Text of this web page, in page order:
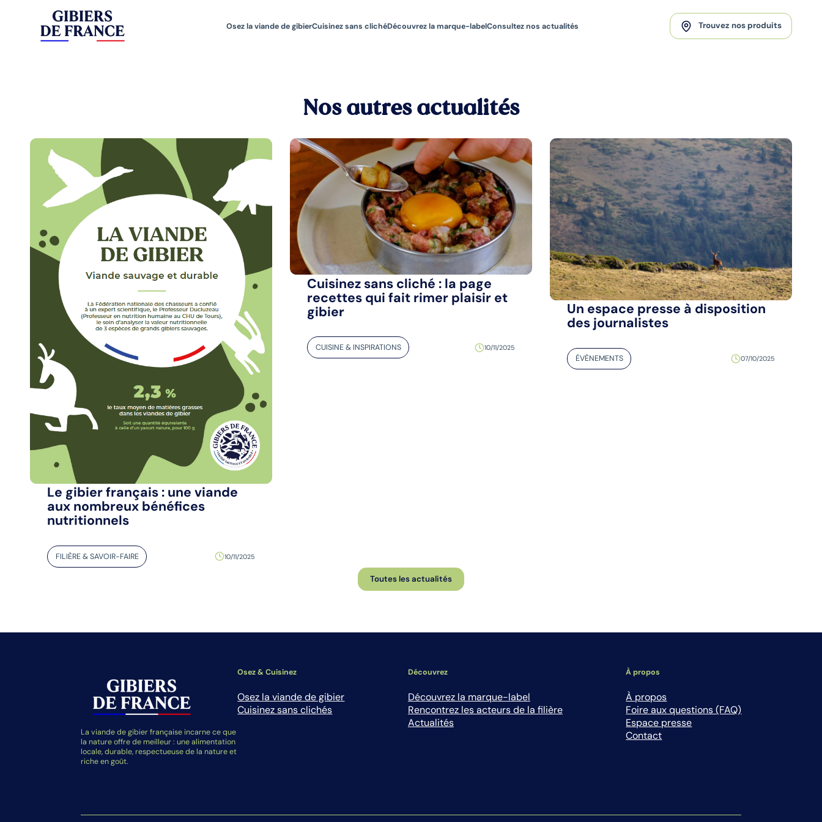
Osez la viande de gibierCuisinez sans clichéDécouvrez la marque-labelConsultez nos actualités Trouvez nos produits
Nos autres actualités
Le gibier français : une viande
aux nombreux bénéfices
nutritionnels
FILIÈRE & SAVOIR-FAIRE 10/11/2025
Cuisinez sans cliché : la page
recettes qui fait rimer plaisir et
gibier
CUISINE & INSPIRATIONS 10/11/2025
Un espace presse à disposition
des journalistes
ÉVÈNEMENTS 07/10/2025
Toutes les actualités
La viande de gibier française incarne ce que
la nature offre de meilleur : une alimentation
locale, durable, respectueuse de la nature et
riche en goût.
Osez & Cuisinez
Osez la viande de gibier
Cuisinez sans clichés
Découvrez
Découvrez la marque-label
Rencontrez les acteurs de la filière
Actualités
À propos
À propos
Foire aux questions (FAQ)
Espace presse
Contact